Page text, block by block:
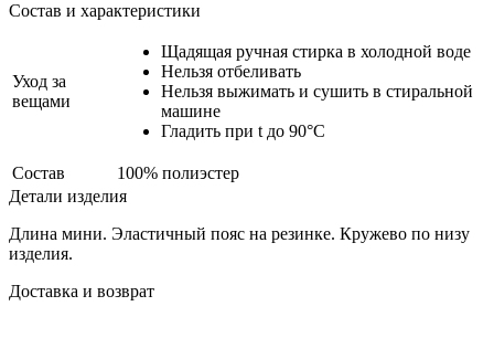
Состав и характеристики
Уход за
вещами
Щадящая ручная стирка в холодной воде
Нельзя отбеливать
Нельзя выжимать и сушить в стиральной
машине
Гладить при t до 90°С
Состав
100% полиэстер
Детали изделия
Длина мини. Эластичный пояс на резинке. Кружево по низу
изделия.
Доставка и возврат